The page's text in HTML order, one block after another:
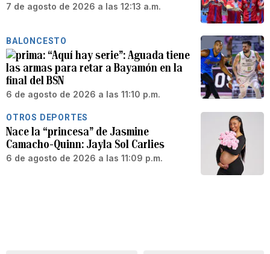
7 de agosto de 2026 a las 12:13 a.m.
BALONCESTO
“Aquí hay serie”: Aguada tiene
las armas para retar a Bayamón en la
final del BSN
6 de agosto de 2026 a las 11:10 p.m.
OTROS DEPORTES
Nace la “princesa” de Jasmine
Camacho-Quinn: Jayla Sol Carlies
6 de agosto de 2026 a las 11:09 p.m.